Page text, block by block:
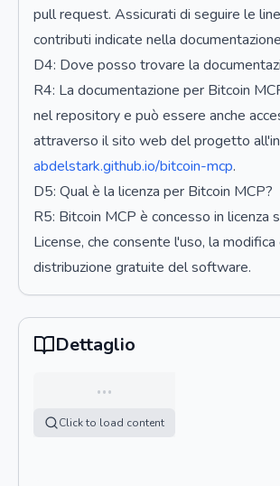
pull request. Assicurati di seguire le
contributi indicate nella
D4: Dove posso trovare la
R4: La documentazione per Bitcoin
nel repository e può essere anche
attraverso il sito web del progetto
abdelstark.github.io/bitcoin-mcp.
D5: Qual è la licenza per Bitcoin MCP?
R5: Bitcoin MCP è concesso in licenza
License, che consente l'uso, la modifica
distribuzione gratuite del software.
Dettaglio
…
Click to load content